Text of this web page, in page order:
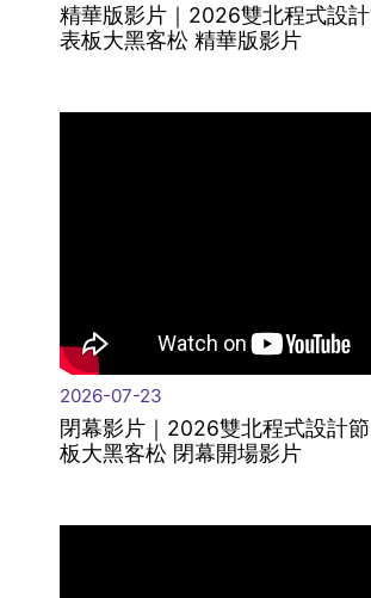
精華版影片｜2026雙北程式設
表板大黑客松 精華版影片
|
2026-07-23
閉幕影片｜2026雙北程式設計
板大黑客松 閉幕開場影片